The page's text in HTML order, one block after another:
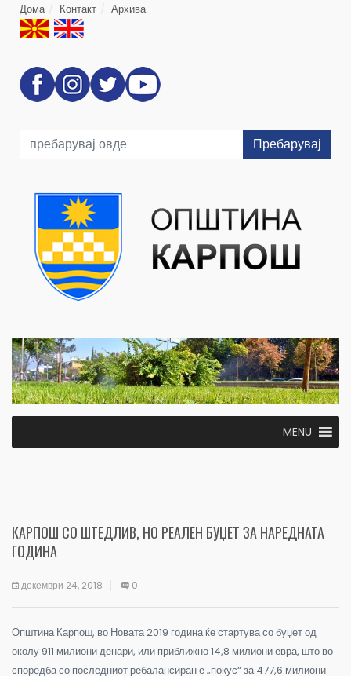
Дома Контакт Архива
Пребарувај
MENU
КАРПОШ СО ШТЕДЛИВ, НО РЕАЛЕН БУЏЕТ ЗА НАРЕДНАТА
ГОДИНА
декември 24, 2018 0
Општина Карпош, во Новата 2019 година ќе стартува со буџет од
околу 911 милиони денари, или приближно 14,8 милиони евра, што во
споредба со последниот ребалансиран е „покус“ за 477,6 милиони